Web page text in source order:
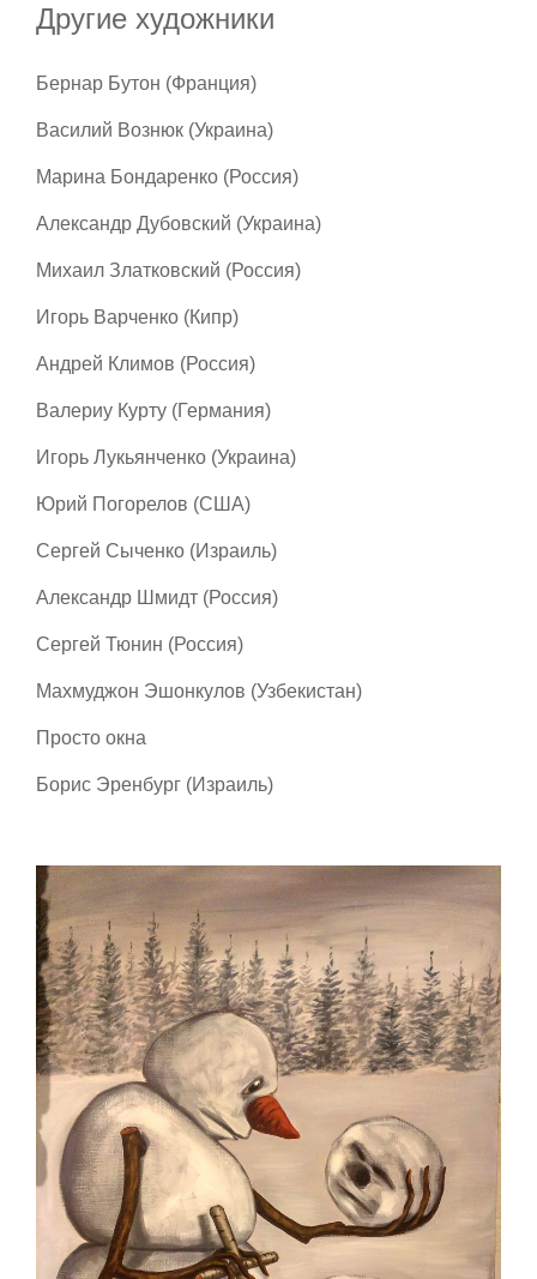
Другие художники
Бернар Бутон (Франция)
Василий Вознюк (Украина)
Марина Бондаренко (Россия)
Александр Дубовский (Украина)
Михаил Златковский (Россия)
Игорь Варченко (Кипр)
Андрей Климов (Россия)
Валериу Курту (Германия)
Игорь Лукьянченко (Украина)
Юрий Погорелов (США)
Сергей Сыченко (Израиль)
Александр Шмидт (Россия)
Сергей Тюнин (Россия)
Махмуджон Эшонкулов (Узбекистан)
Просто окна
Борис Эренбург (Израиль)